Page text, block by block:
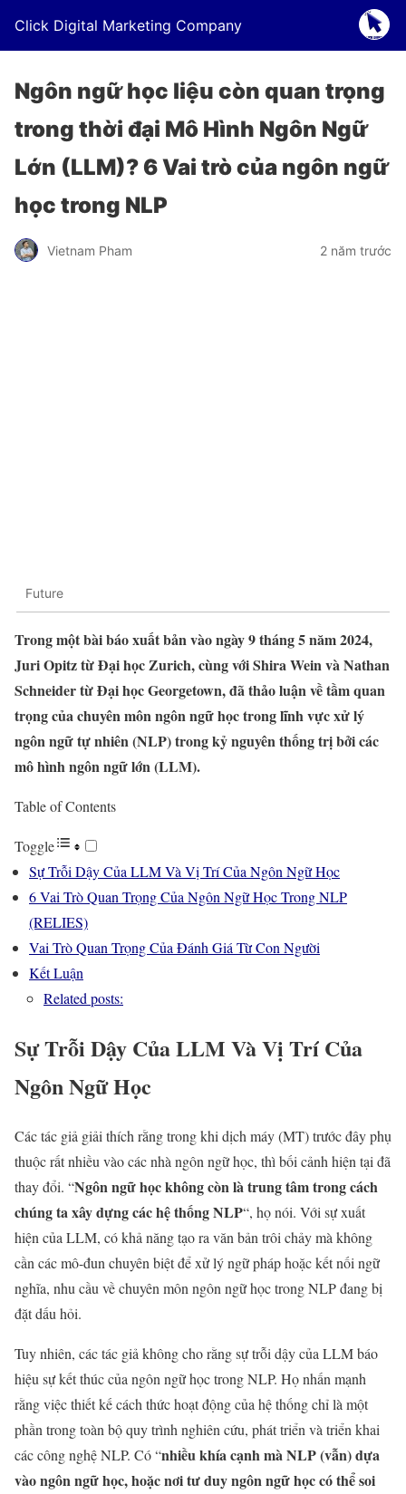
Click Digital Marketing Company
Ngôn ngữ học liệu còn quan trọng
trong thời đại Mô Hình Ngôn Ngữ
Lớn (LLM)? 6 Vai trò của ngôn ngữ
học trong NLP
Vietnam Pham 2 năm trước
Future
Trong một bài báo xuất bản vào ngày 9 tháng 5 năm 2024,
Juri Opitz từ Đại học Zurich, cùng với Shira Wein và Nathan
Schneider từ Đại học Georgetown, đã thảo luận về tầm quan
trọng của chuyên môn ngôn ngữ học trong lĩnh vực xử lý
ngôn ngữ tự nhiên (NLP) trong kỷ nguyên thống trị bởi các
mô hình ngôn ngữ lớn (LLM).
Table of Contents
Toggle
Sự Trỗi Dậy Của LLM Và Vị Trí Của Ngôn Ngữ Học
6 Vai Trò Quan Trọng Của Ngôn Ngữ Học Trong NLP
(RELIES)
Vai Trò Quan Trọng Của Đánh Giá Từ Con Người
Kết Luận
Related posts:
Sự Trỗi Dậy Của LLM Và Vị Trí Của
Ngôn Ngữ Học
Các tác giả giải thích rằng trong khi dịch máy (MT) trước đây phụ
thuộc rất nhiều vào các nhà ngôn ngữ học, thì bối cảnh hiện tại đã
thay đổi. “Ngôn ngữ học không còn là trung tâm trong cách
chúng ta xây dựng các hệ thống NLP“, họ nói. Với sự xuất
hiện của LLM, có khả năng tạo ra văn bản trôi chảy mà không
cần các mô-đun chuyên biệt để xử lý ngữ pháp hoặc kết nối ngữ
nghĩa, nhu cầu về chuyên môn ngôn ngữ học trong NLP đang bị
đặt dấu hỏi.
Tuy nhiên, các tác giả không cho rằng sự trỗi dậy của LLM báo
hiệu sự kết thúc của ngôn ngữ học trong NLP. Họ nhấn mạnh
rằng việc thiết kế cách thức hoạt động của hệ thống chỉ là một
phần trong toàn bộ quy trình nghiên cứu, phát triển và triển khai
các công nghệ NLP. Có “nhiều khía cạnh mà NLP (vẫn) dựa
vào ngôn ngữ học, hoặc nơi tư duy ngôn ngữ học có thể soi